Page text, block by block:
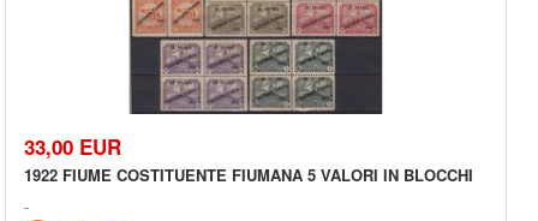
33,00 EUR
1922 FIUME COSTITUENTE FIUMANA 5 VALORI IN BLOCCHI